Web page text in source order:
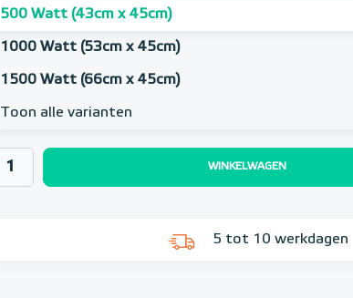
500 Watt (43cm x 45cm)
1000 Watt (53cm x 45cm)
1500 Watt (66cm x 45cm)
Toon alle varianten
WINKELWAGEN
5 tot 10 werkdagen